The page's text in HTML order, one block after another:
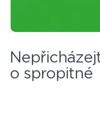
o spropitné